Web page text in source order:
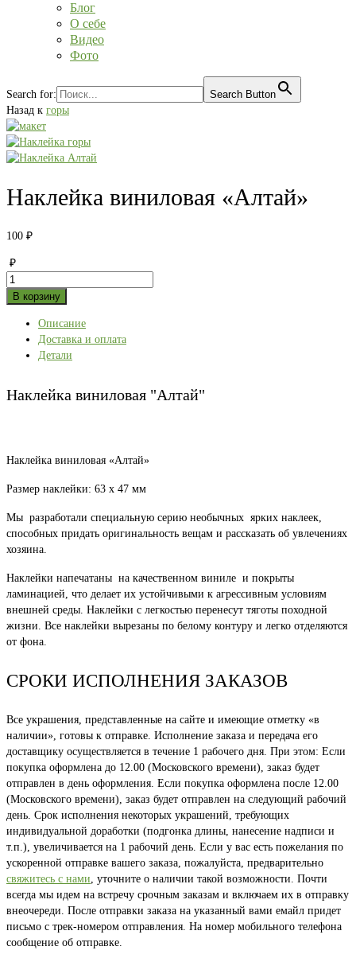
Блог
О себе
Видео
Фото
Search for:
Search Button
Назад к горы
Наклейка виниловая «Алтай»
100 ₽
₽
Количество
товара
виниловая
"Алтай"
В корзину
Описание
Доставка и оплата
Детали
Наклейка виниловая "Алтай"
Наклейка виниловая «Алтай»
Размер наклейки: 63 х 47 мм
Мы разработали специальную серию необычных ярких наклеек,
способных придать оригинальность вещам и рассказать об увлечениях
хозяина.
Наклейки напечатаны на качественном виниле и покрыты
ламинацией, что делает их устойчивыми к агрессивным условиям
внешней среды. Наклейки с легкостью перенесут тяготы походной
жизни. Все наклейки вырезаны по белому контуру и легко отделяются
от фона.
СРОКИ ИСПОЛНЕНИЯ ЗАКАЗОВ
Все украшения, представленные на сайте и имеющие отметку «в
наличии», готовы к отправке. Исполнение заказа и передача его
доставщику осуществляется в течение 1 рабочего дня. При этом: Если
покупка оформлена до 12.00 (Московского времени), заказ будет
отправлен в день оформления. Если покупка оформлена после 12.00
(Московского времени), заказ будет отправлен на следующий рабочий
день. Срок исполнения некоторых украшений, требующих
индивидуальной доработки (подгонка длины, нанесение надписи и
т.п.), увеличивается на 1 рабочий день. Если у вас есть пожелания по
ускоренной отправке вашего заказа, пожалуйста, предварительно
свяжитесь с нами, уточните о наличии такой возможности. Почти
всегда мы идем на встречу срочным заказам и включаем их в отправку
внеочереди. После отправки заказа на указанный вами емайл придет
письмо с трек-номером отправления. На номер мобильного телефона
сообщение об отправке.